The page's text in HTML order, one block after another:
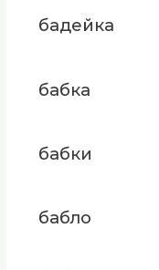
бадейка
бабка
бабки
бабло